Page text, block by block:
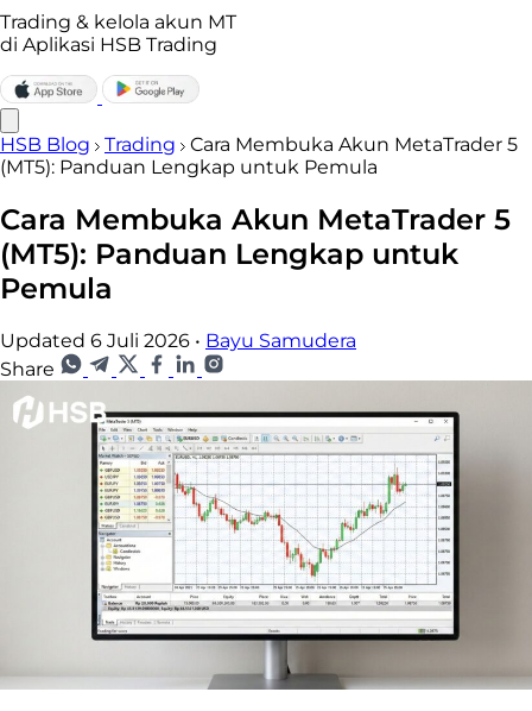
Trading & kelola akun MT
di Aplikasi HSB Trading
HSB Blog Trading
Cara Membuka Akun MetaTrader 5
(MT5): Panduan Lengkap untuk Pemula
Cara Membuka Akun MetaTrader 5
(MT5): Panduan Lengkap untuk
Pemula
Updated 6 Juli 2026 • Bayu Samudera
Share